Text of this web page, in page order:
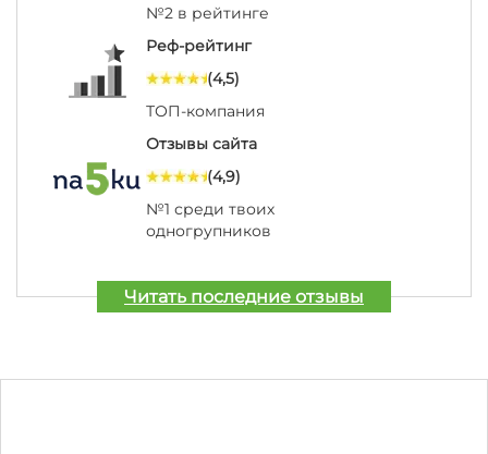
№2 в рейтинге
Реф-рейтинг
(4,5)
ТОП-компания
Отзывы сайта
(4,9)
№1 среди твоих
одногрупников
Читать последние отзывы